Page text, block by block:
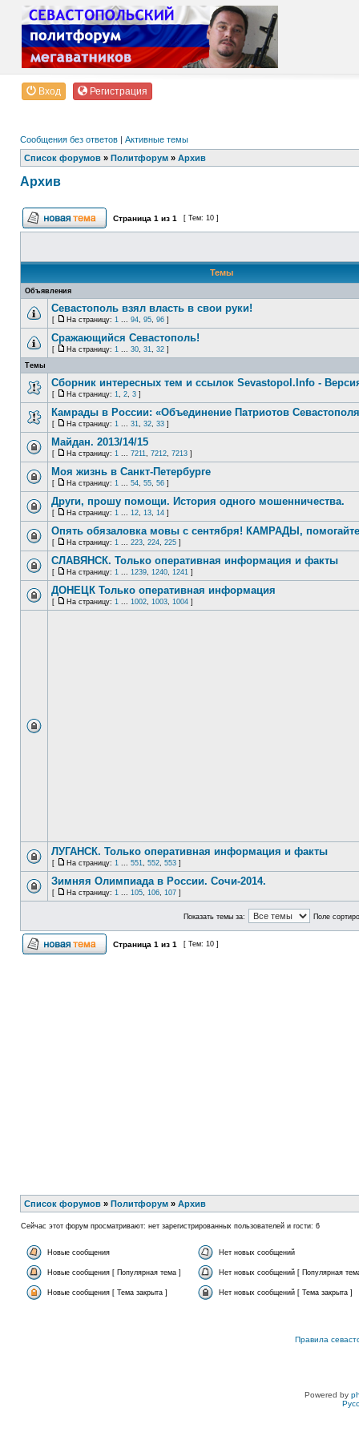
Вход Регистрация
Сообщения без ответов | Активные темы
Список форумов » Политфорум » Архив
Архив
Страница 1 из 1 [ Тем: 10 ]
Темы
Объявления
Севастополь взял власть в свои руки!
[ На страницу: 1 ... 94, 95, 96 ]
Сражающийся Севастополь!
[ На страницу: 1 ... 30, 31, 32 ]
Темы
Сборник интересных тем и ссылок Sevastopol.Info -
[ На страницу: 1, 2, 3 ]
Камрады в России: «Объединение Патриотов
[ На страницу: 1 ... 31, 32, 33 ]
Майдан. 2013/14/15
[ На страницу: 1 ... 7211, 7212, 7213 ]
Моя жизнь в Санкт-Петербурге
[ На страницу: 1 ... 54, 55, 56 ]
Други, прошу помощи. История одного мошенничества.
[ На страницу: 1 ... 12, 13, 14 ]
Опять обязаловка мовы с сентября! КАМРАДЫ,
[ На страницу: 1 ... 223, 224, 225 ]
СЛАВЯНСК. Только оперативная информация и факты
[ На страницу: 1 ... 1239, 1240, 1241 ]
ДОНЕЦК Только оперативная информация
[ На страницу: 1 ... 1002, 1003, 1004 ]
ЛУГАНСК. Только оперативная информация и факты
[ На страницу: 1 ... 551, 552, 553 ]
Зимняя Олимпиада в России. Сочи-2014.
[ На страницу: 1 ... 105, 106, 107 ]
Показать темы за: Поле
Страница 1 из 1 [ Тем: 10 ]
Список форумов » Политфорум » Архив
Сейчас этот форум просматривают: нет зарегистрированных пользователей и гости: 6
Новые сообщения Нет новых сообщений
Новые сообщения [ Популярная тема ] Нет новых сообщений [ Популярная
Новые сообщения [ Тема закрыта ] Нет новых сообщений [ Тема закрыта ]
Правила
Powered by